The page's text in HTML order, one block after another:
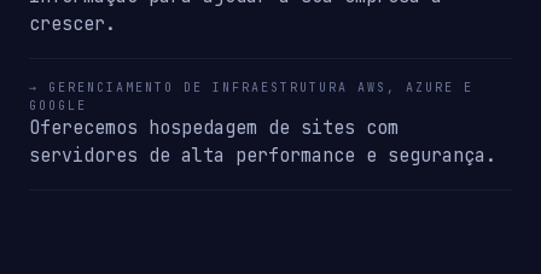
crescer.
→ GERENCIAMENTO DE INFRAESTRUTURA AWS, AZURE E
GOOGLE
Oferecemos hospedagem de sites com
servidores de alta performance e segurança.